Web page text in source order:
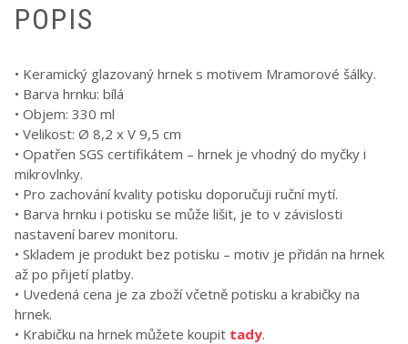
POPIS
• Keramický glazovaný hrnek s motivem Mramorové šálky.
• Barva hrnku: bílá
• Objem: 330 ml
• Velikost: Ø 8,2 x V 9,5 cm
• Opatřen SGS certifikátem – hrnek je vhodný do myčky i
mikrovlnky.
• Pro zachování kvality potisku doporučuji ruční mytí.
• Barva hrnku i potisku se může lišit, je to v závislosti
nastavení barev monitoru.
• Skladem je produkt bez potisku – motiv je přidán na hrnek
až po přijetí platby.
• Uvedená cena je za zboží včetně potisku a krabičky na
hrnek.
• Krabičku na hrnek můžete koupit tady.